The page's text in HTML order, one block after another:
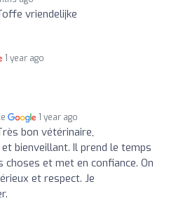
vriendelijke
1 year ago
1 year ago
bon vétérinaire,
bienveillant. Il prend le temps
choses et met en confiance. On
et respect. Je